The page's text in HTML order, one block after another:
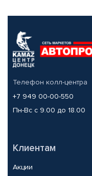
Телефон колл-центра
+7 949 00-00-550
Пн-Вс с 9.00 до 18.00
Клиентам
Акции